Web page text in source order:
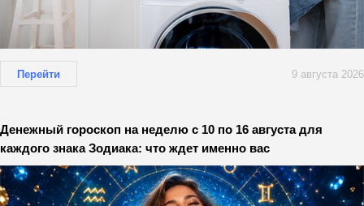
Перейти 9 августа 2026
Денежный гороскоп на неделю с 10 по 16 августа для
каждого знака Зодиака: что ждет именно вас